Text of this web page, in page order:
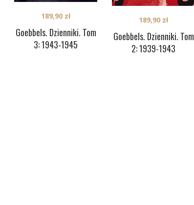
Goebbels. Dzienniki. Tom
3: 1943-1945
189,90 zł
Goebbels. Dzienniki. Tom
2: 1939-1943
189,90 zł